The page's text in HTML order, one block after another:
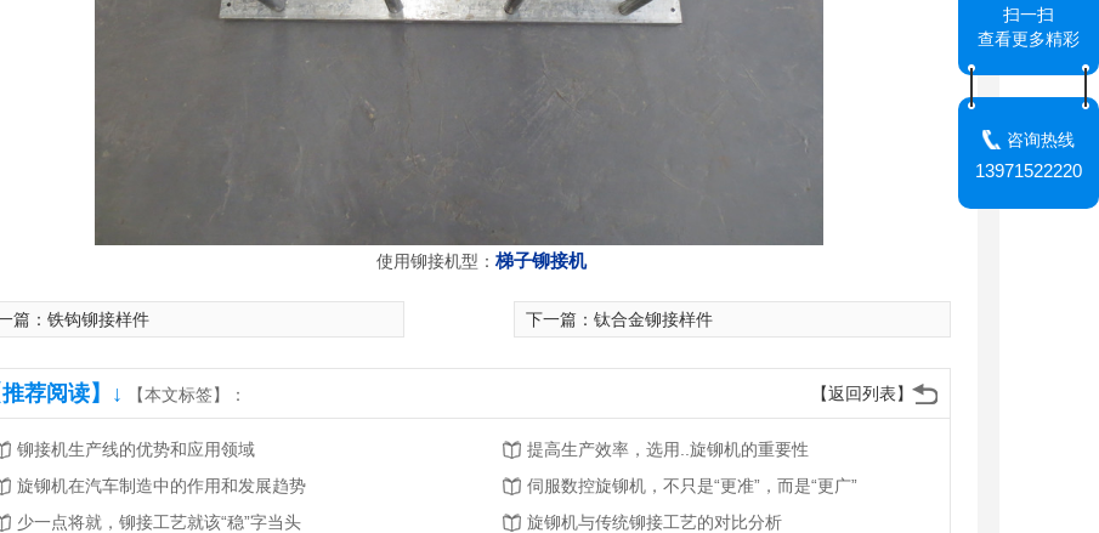
使用铆接机型： 梯子铆接机
篇： 铁钩铆接样件 下一篇： 钛合金铆接样件
【返回列表】
推荐阅读】↓ 【本文标签】：
铆接机生产线的优势和应用领域
提高生产效率，选用..旋铆机的重要性
旋铆机在汽车制造中的作用和发展趋势
伺服数控旋铆机，不只是“更准”，而是“更广”
少一点将就，铆接工艺就该“稳”字当头
旋铆机与传统铆接工艺的对比分析
扫一扫
查看更多精彩
咨询热线
13971522220